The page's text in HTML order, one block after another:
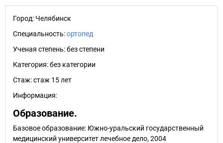
Город: Челябинск
Специальность:ортопед
Ученая степень:без степени
Категория:без категории
Стаж:стаж 15 лет
Информация:
Образование.
Базовое образование: Южно-уральский государственный
медицинский университет лечебное дело, 2004